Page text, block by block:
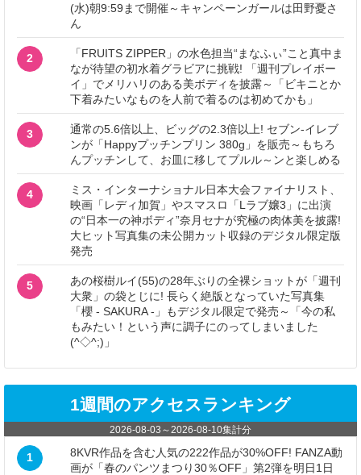
(水)朝9:59まで開催～キャンペーンガールは田野憂さ
ん
2
「FRUITS ZIPPER」の水色担当“まなふぃ”こと真中ま
なが待望の初水着グラビアに挑戦! 「週刊プレイボー
イ」でメリハリのある美ボディを披露～「ビキニとか
下着みたいなものを人前で着るのは初めてかも」
3
通常の5.6倍以上、ビッグの2.3倍以上! セブン‐イレブ
ンが「Happyプッチンプリン 380g」を販売～もちろ
んプッチンして、お皿に移してプルル～ンと楽しめる
4
ミス・インターナショナル日本大会ファイナリスト、
映画「レディ加賀」やスマスロ「Lラブ嬢3」に出演
の“日本一の神ボディ”奈月セナが究極の肉体美を披露!
大ヒット写真集の未公開カット収録のデジタル限定版
発売
5
あの桜樹ルイ(55)の28年ぶりの全裸ショットが「週刊
大衆」の袋とじに! 長らく絶版となっていた写真集
「櫻 - SAKURA -」もデジタル限定で発売～「今の私
もみたい！という声に調子にのってしまいました
(^◇^;)」
1週間のアクセスランキング
2026-08-03 ～2026-08-10集計分
1
8KVR作品を含む人気の222作品が30%OFF! FANZA動
画が「春のパンツまつり30％OFF」第2弾を明日1日